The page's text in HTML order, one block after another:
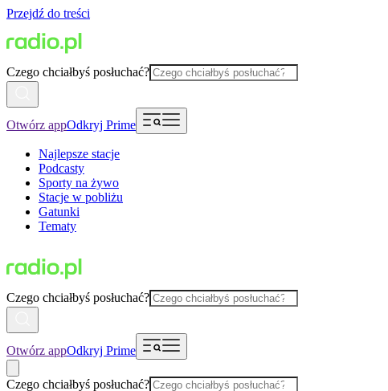
Przejdź do treści
Czego chciałbyś posłuchać?
Otwórz appOdkryj Prime
Najlepsze stacje
Podcasty
Sporty na żywo
Stacje w pobliżu
Gatunki
Tematy
Czego chciałbyś posłuchać?
Otwórz appOdkryj Prime
Czego chciałbyś posłuchać?